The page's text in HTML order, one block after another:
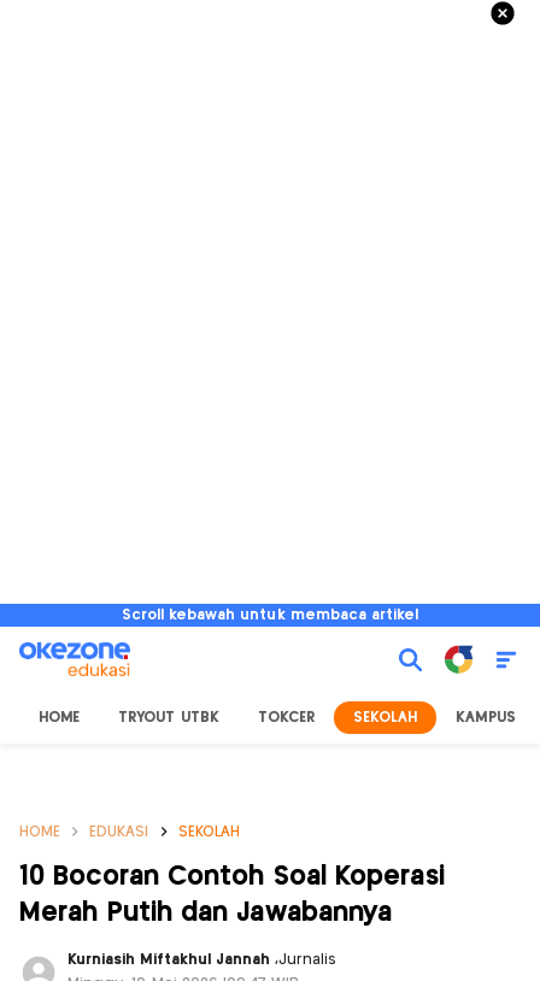
Scroll kebawah untuk membaca artikel
HOME TRYOUT UTBK TOKCER SEKOLAH KAMPUS
HOME EDUKASI SEKOLAH
10 Bocoran Contoh Soal Koperasi
Merah Putih dan Jawabannya
Kurniasih Miftakhul Jannah,Jurnalis